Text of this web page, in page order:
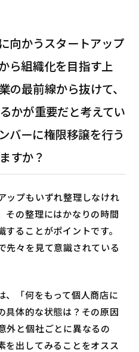
向かうスタートアップ
ら組織化を目指す上
の最前線から抜けて、
かが重要だと考えてい
バーに権限移譲を行う
すか？
ップもいずれ整理しなけれ
その整理にはかなりの時間
ることがポイントです。
先々を見て意識されている
、「何をもって個人商店に
具体的な状態は？その原因
外と個社ごとに異なるの
を出してみることをオスス